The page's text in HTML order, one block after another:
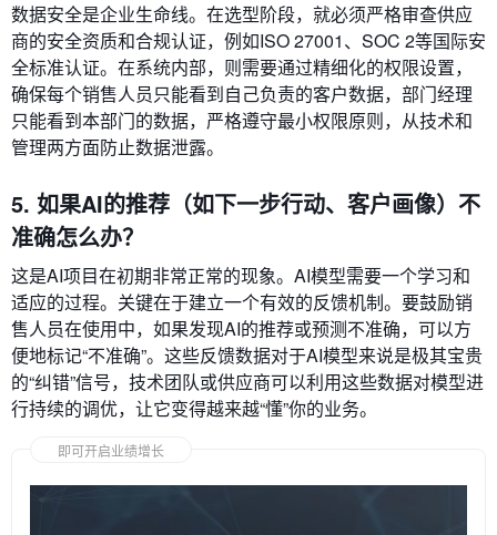
数据安全是企业生命线。在选型阶段，就必须严格审查供应
商的安全资质和合规认证，例如ISO 27001、SOC 2等国际安
全标准认证。在系统内部，则需要通过精细化的权限设置，
确保每个销售人员只能看到自己负责的客户数据，部门经理
只能看到本部门的数据，严格遵守最小权限原则，从技术和
管理两方面防止数据泄露。
5. 如果AI的推荐（如下一步行动、客户画像）不
准确怎么办？
这是AI项目在初期非常正常的现象。AI模型需要一个学习和
适应的过程。关键在于建立一个有效的反馈机制。要鼓励销
售人员在使用中，如果发现AI的推荐或预测不准确，可以方
便地标记“不准确”。这些反馈数据对于AI模型来说是极其宝贵
的“纠错”信号，技术团队或供应商可以利用这些数据对模型进
行持续的调优，让它变得越来越“懂”你的业务。
即可开启业绩增长